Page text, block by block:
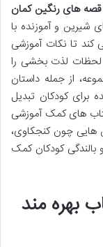
های رنگین کمان
شیرین و آموزنده با
تا نکات آموزشی
لحظات لذت بخشی را
از جمله داستان
برای کودکان تبدیل
های کمک آموزشی
هایی چون کنجکاوی،
کودکان کمک
بهره مند